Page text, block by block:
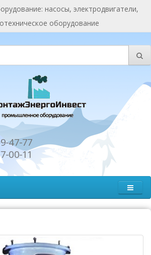
насосы, электродвигатели,
оборудование
47-77
00-11